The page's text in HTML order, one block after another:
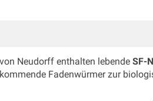
von Neudorff enthalten lebende SF-
Fadenwürmer zur